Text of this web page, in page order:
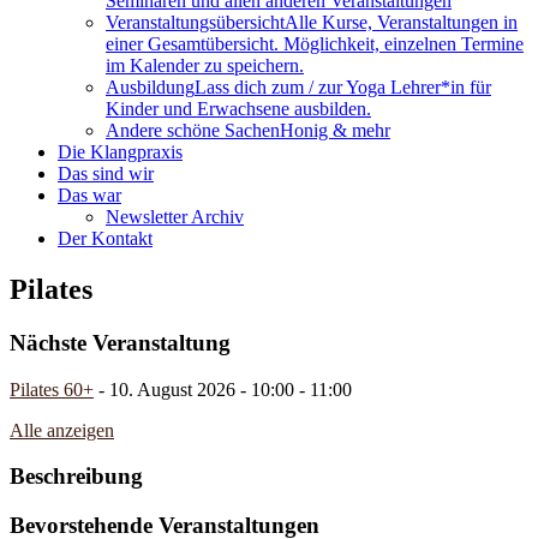
VeranstaltungsübersichtAlle Kurse, Veranstaltungen in
einer Gesamtübersicht. Möglichkeit, einzelnen Termine
im Kalender zu speichern.
AusbildungLass dich zum / zur Yoga Lehrer*in für
Kinder und Erwachsene ausbilden.
Andere schöne SachenHonig & mehr
Die Klangpraxis
Das sind wir
Das war
Newsletter Archiv
Der Kontakt
Pilates
Nächste Veranstaltung
Pilates 60+ - 10. August 2026 - 10:00 - 11:00
Alle anzeigen
Beschreibung
Bevorstehende Veranstaltungen